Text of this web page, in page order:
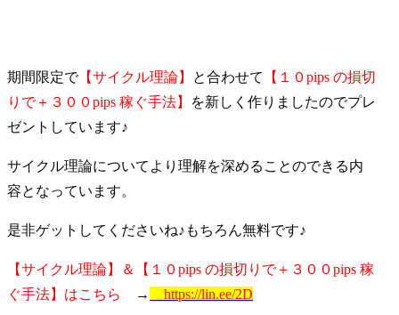
期間限定で【サイクル理論】 と合わせて
【１０pips の損切
りで＋３００pips 稼ぐ手法】
を新しく作りましたのでプレ
ゼントしています♪
サイクル理論についてより理解を深めることのできる内
容となっています。
是非ゲットしてくださいね♪もちろん無料です♪
【サイクル理論】＆【１０pips の損切りで＋３００pips 稼
ぐ手法】はこちら
→ https://lin.ee/2D